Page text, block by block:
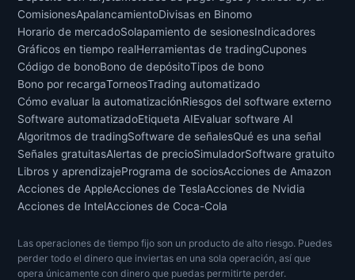
ComisionesApalancamientoDivisas en Binomo
Horario de mercadoSolapamiento de sesionesIndicadores
Gráficos en tiempo realHerramientas de tradingCupones
Código de bonoBono de depósitoTipos de bono
Bono por recargaTorneosTrading automatizado
Cómo evaluar la automatizaciónRiesgos del software externo
Software automatizadoEtiqueta AIEvaluar software AI
Algoritmos de tradingSoftware de señalesQué es una señal
Señales gratuitasAlertas de precioSimuladorSoftware gratuito
Libros y aprendizajePrograma de sociosAcciones de Amazon
Acciones de AppleAcciones de TeslaAcciones de Nvidia
Acciones de IntelAcciones de Coca-Cola
Las operaciones de tiempo fijo son un producto de alto riesgo. Puedes
perder todo el dinero que inviertas en una sola operación, así que
opera únicamente con dinero que puedas permitirte perder.